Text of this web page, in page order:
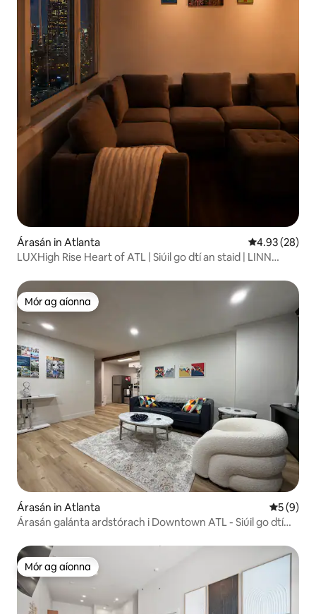
Árasán in Atlanta Meánrátáil
4.93 (28)
LUXHigh Rise Heart of ATL | Siúil go dtí an staid | LINN
Mór ag aíonna
Mór ag aíonna
Árasán in Atlanta
5 (9)
Árasán galánta ardstórach i Downtown ATL - Siúil go dtí
Mór ag aíonna
Mór ag aíonna